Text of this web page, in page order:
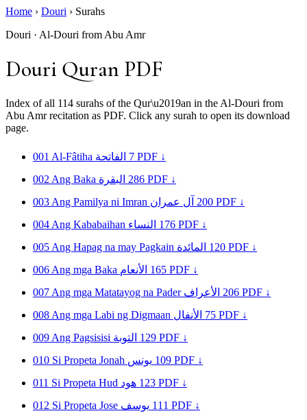
Home › Douri › Surahs
Douri · Al-Douri from Abu Amr
Douri Quran PDF
Index of all 114 surahs of the Qur\u2019an in the Al-Douri from
Abu Amr recitation as PDF. Click any surah to open its download
page.
001 Al-Fâtiha الفاتحة 7 PDF ↓
002 Ang Baka البقرة 286 PDF ↓
003 Ang Pamilya ni Imran آل عمران 200 PDF ↓
004 Ang Kababaihan النساء 176 PDF ↓
005 Ang Hapag na may Pagkain المائدة 120 PDF ↓
006 Ang mga Baka الأنعام 165 PDF ↓
007 Ang mga Matatayog na Pader الأعراف 206 PDF ↓
008 Ang mga Labi ng Digmaan الأنفال 75 PDF ↓
009 Ang Pagsisisi التوبة 129 PDF ↓
010 Si Propeta Jonah يونس 109 PDF ↓
011 Si Propeta Hud هود 123 PDF ↓
012 Si Propeta Jose يوسف 111 PDF ↓